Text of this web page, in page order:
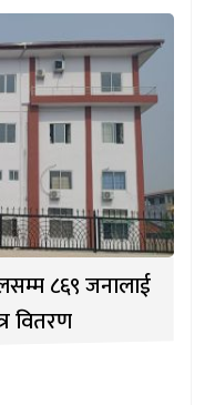
८६९ जनालाई
वितरण